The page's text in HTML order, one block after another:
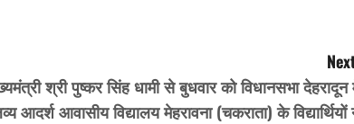
श्री पुष्कर सिंह धामी से बुधवार को विधानसभा देहरादून
आदर्श आवासीय विद्यालय मेहरावना (चकराता) के विद्यार्थियों